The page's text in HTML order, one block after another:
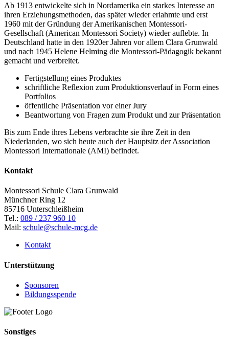
Ab 1913 entwickelte sich in Nordamerika ein starkes Interesse an
ihren Erziehungsmethoden, das später wieder erlahmte und erst
1960 mit der Gründung der Amerikanischen Montessori-
Gesellschaft (American Montessori Society) wieder auflebte. In
Deutschland hatte in den 1920er Jahren vor allem Clara Grunwald
und nach 1945 Helene Helming die Montessori-Pädagogik bekannt
gemacht und verbreitet.
Fertigstellung eines Produktes
schriftliche Reflexion zum Produktionsverlauf in Form eines
Portfolios
öffentliche Präsentation vor einer Jury
Beantwortung von Fragen zum Produkt und zur Präsentation
Bis zum Ende ihres Lebens verbrachte sie ihre Zeit in den
Niederlanden, wo sich heute auch der Hauptsitz der Association
Montessori Internationale (AMI) befindet.
Kontakt
Montessori Schule Clara Grunwald
Münchner Ring 12
85716 Unterschleißheim
Tel.: 089 / 237 960 10
Mail: schule@schule-mcg.de
Kontakt
Unterstützung
Sponsoren
Bildungsspende
Sonstiges